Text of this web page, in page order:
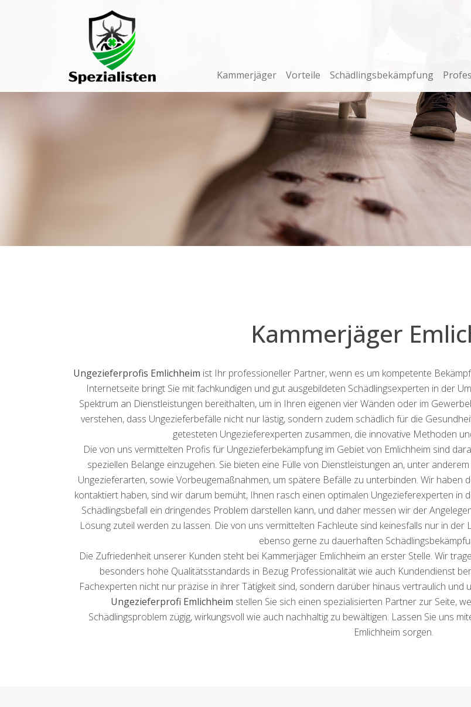
Navigation
Kammerjäger Vorteile Schädlingsbekämpfung
Kammerjäger
Ungezieferprofis Emlichheim ist Ihr professioneller Partner, wenn es um kompetente
Internetseite bringt Sie mit fachkundigen und gut ausgebildeten Schädlingsexperten in der
Spektrum an Dienstleistungen bereithalten, um in Ihren eigenen vier Wänden oder im
verstehen, dass Ungezieferbefälle nicht nur lästig, sondern zudem schädlich für die
getesteten Ungezieferexperten zusammen, die innovative Methoden
Die von uns vermittelten Profis für Ungezieferbekämpfung im Gebiet von Emlichheim sind
speziellen Belange einzugehen. Sie bieten eine Fülle von Dienstleistungen an, unter
Ungezieferarten, sowie Vorbeugemaßnahmen, um spätere Befälle zu unterbinden. Wir haben
kontaktiert haben, sind wir darum bemüht, Ihnen rasch einen optimalen Ungezieferexperten in
Schädlingsbefall ein dringendes Problem darstellen kann, und daher messen wir der
Lösung zuteil werden zu lassen. Die von uns vermittelten Fachleute sind keinesfalls nur in
ebenso gerne zu dauerhaften
Die Zufriedenheit unserer Kunden steht bei Kammerjäger Emlichheim an erster Stelle. Wir
besonders hohe Qualitätsstandards in Bezug Professionalität wie auch Kundendienst
Fachexperten nicht nur präzise in ihrer Tätigkeit sind, sondern darüber hinaus vertraulich
Ungezieferprofi Emlichheim stellen Sie sich einen spezialisierten Partner zur Seite,
Schädlingsproblem zügig, wirkungsvoll wie auch nachhaltig zu bewältigen. Lassen Sie uns
Emlichheim sorgen.